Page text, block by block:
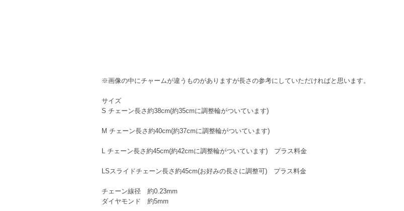
※画像の中にチャームが違うものがありますが長さの参考にしていただければと思います。
サイズ
S チェーン長さ約38cm(約35cmに調整輪がついています)
M チェーン長さ約40cm(約37cmに調整輪がついています)
L チェーン長さ約45cm(約42cmに調整輪がついています) プラス料金
LSスライドチェーン長さ約45cm(お好みの長さに調整可) プラス料金
チェーン線径 約0.23mm
ダイヤモンド 約5mm